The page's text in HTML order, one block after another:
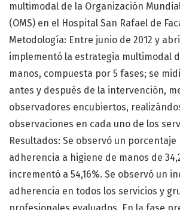
multimodal de la Organización
(OMS) en el Hospital San Rafael de
Metodología: Entre junio de 2012 y
implementó la estrategia multimodal
manos, compuesta por 5 fases; se
antes y después de la intervención,
observadores encubiertos,
observaciones en cada uno de los
Resultados: Se observó un porcentaje
adherencia a higiene de manos de
incrementó a 54,16%. Se observó un
adherencia en todos los servicios y